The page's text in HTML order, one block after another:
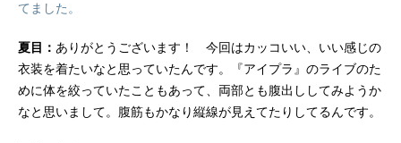
てました。
夏目： ありがとうございます！ 今回はカッコいい、いい感じの
衣装を着たいなと思っていたんです。『アイプラ』のライブのた
めに体を絞っていたこともあって、両部とも腹出ししてみようか
なと思いまして。腹筋もかなり縦線が見えてたりしてるんです。